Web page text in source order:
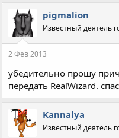
pigmalion
Известный деятель
2 Фев 2013
убедительно прошу
передать RealWizard.
Kannalya
Известный деятель